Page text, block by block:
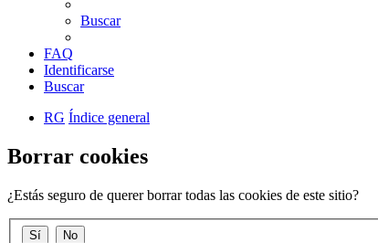
Buscar
FAQ
Identificarse
Buscar
RG Índice general
Borrar cookies
¿Estás seguro de querer borrar todas las cookies de este sitio?